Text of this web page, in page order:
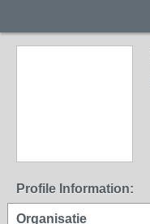
Profile Information:
Organisatie